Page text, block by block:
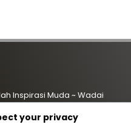
Inspirasi Muda ~ Wadai
your privacy